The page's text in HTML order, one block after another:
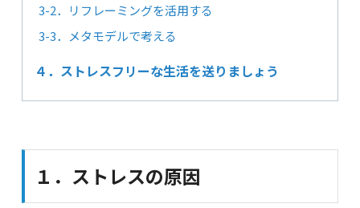
3-2．リフレーミングを活用する
3-3．メタモデルで考える
４．ストレスフリーな生活を送りましょう
１．ストレスの原因